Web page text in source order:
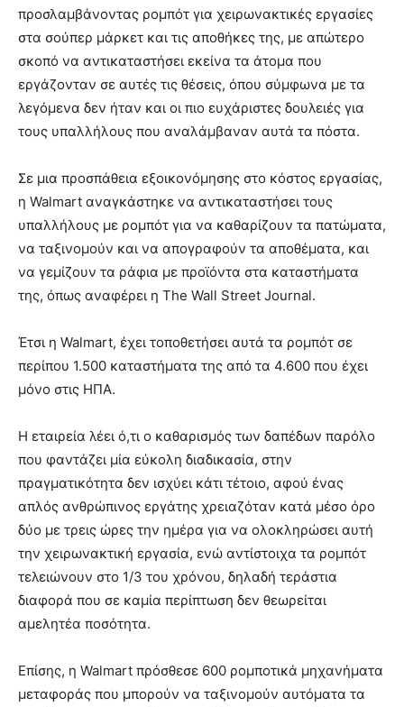
προσλαμβάνοντας ρομπότ για χειρωνακτικές εργασίες
στα σούπερ μάρκετ και τις αποθήκες της, με απώτερο
σκοπό να αντικαταστήσει εκείνα τα άτομα που
εργάζονταν σε αυτές τις θέσεις, όπου σύμφωνα με τα
λεγόμενα δεν ήταν και οι πιο ευχάριστες δουλειές για
τους υπαλλήλους που αναλάμβαναν αυτά τα πόστα.
Σε μια προσπάθεια εξοικονόμησης στο κόστος εργασίας,
η Walmart αναγκάστηκε να αντικαταστήσει τους
υπαλλήλους με ρομπότ για να καθαρίζουν τα πατώματα,
να ταξινομούν και να απογραφούν τα αποθέματα, και
να γεμίζουν τα ράφια με προϊόντα στα καταστήματα
της, όπως αναφέρει η The Wall Street Journal.
Έτσι η Walmart, έχει τοποθετήσει αυτά τα ρομπότ σε
περίπου 1.500 καταστήματα της από τα 4.600 που έχει
μόνο στις ΗΠΑ.
Η εταιρεία λέει ό,τι ο καθαρισμός των δαπέδων παρόλο
που φαντάζει μία εύκολη διαδικασία, στην
πραγματικότητα δεν ισχύει κάτι τέτοιο, αφού ένας
απλός ανθρώπινος εργάτης χρειαζόταν κατά μέσο όρο
δύο με τρεις ώρες την ημέρα για να ολοκληρώσει αυτή
την χειρωνακτική εργασία, ενώ αντίστοιχα τα ρομπότ
τελειώνουν στο 1/3 του χρόνου, δηλαδή τεράστια
διαφορά που σε καμία περίπτωση δεν θεωρείται
αμελητέα ποσότητα.
Επίσης, η Walmart πρόσθεσε 600 ρομποτικά μηχανήματα
μεταφοράς που μπορούν να ταξινομούν αυτόματα τα